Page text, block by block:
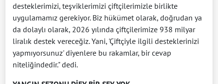
desteklerimizi, teşviklerimizi çiftçilerimizle birlikte
uygulamamız gerekiyor. Biz hükümet olarak, doğrudan ya
da dolaylı olarak, 2026 yılında çiftçilerimize 938 milyar
liralık destek vereceğiz. Yani, 'Çiftçiyle ilgili desteklerinizi
yapmıyorsunuz' diyenlere bu rakamlar, bir cevap
niteliğindedir." dedi.